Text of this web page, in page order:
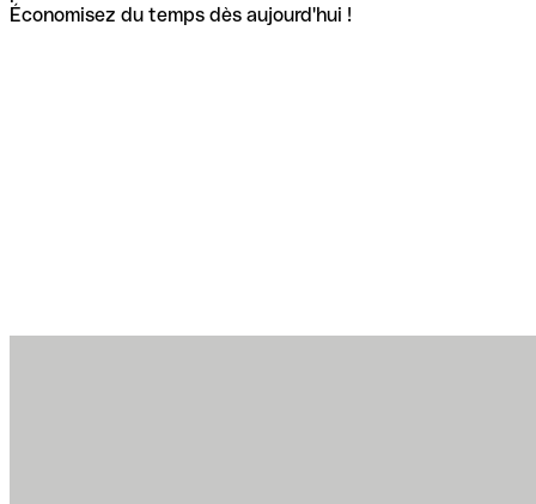
Économisez du temps dès aujourd'hui !